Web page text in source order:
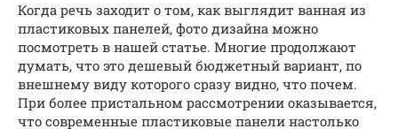
Когда речь заходит о том, как выглядит ванная из
пластиковых панелей, фото дизайна можно
посмотреть в нашей статье. Многие продолжают
думать, что это дешевый бюджетный вариант, по
внешнему виду которого сразу видно, что почем.
При более пристальном рассмотрении оказывается,
что современные пластиковые панели настолько